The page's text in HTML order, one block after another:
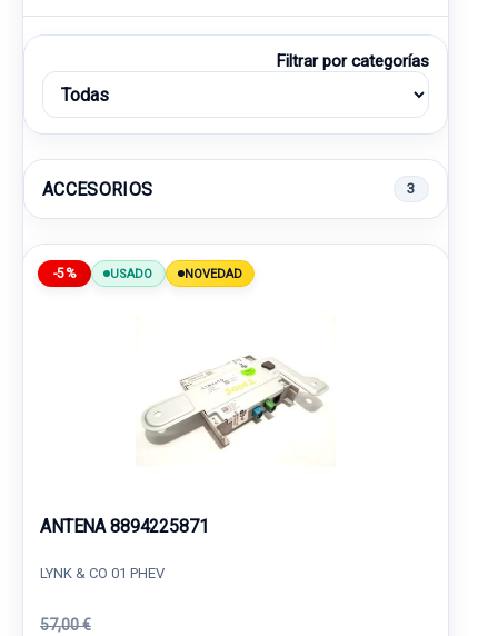
Filtrar por categorías
ACCESORIOS 3
-5% USADO NOVEDAD
ANTENA 8894225871
LYNK & CO 01 PHEV
57,00 €